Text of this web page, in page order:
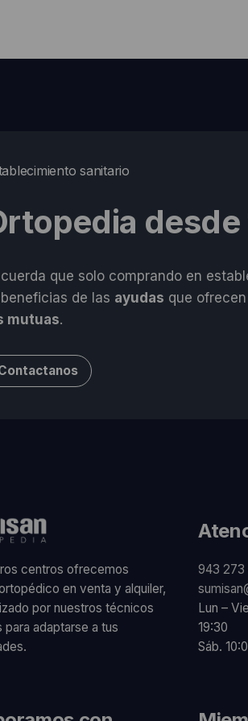
sanitario
desde
que solo comprando en
de las ayudas que
mutuas.
centros ofrecemos
en venta y alquiler,
por nuestros técnicos
adaptarse a tus
943 273
Lun –
19:30
Sáb.